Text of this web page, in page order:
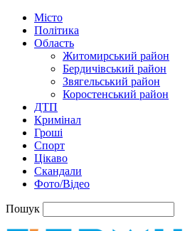
Місто
Політика
Область
Житомирський район
Бердичівський район
Звягельський район
Коростенський район
ДТП
Кримінал
Гроші
Спорт
Цікаво
Скандали
Фото/Відео
Пошук